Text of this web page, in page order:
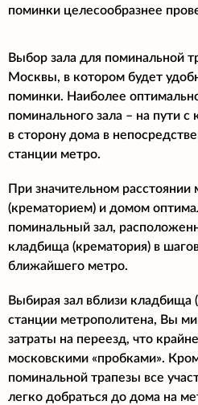
поминки целесообразнее
Выбор зала для поминальной
Москвы, в котором будет
поминки. Наиболее
поминального зала – на пути
в сторону дома в
станции метро.
При значительном
(крематорием) и домом
поминальный зал,
кладбища (крематория) в
ближайшего метро.
Выбирая зал вблизи кладбища
станции метрополитена, Вы
затраты на переезд, что
московскими «пробками».
поминальной трапезы все
легко добраться до дома на